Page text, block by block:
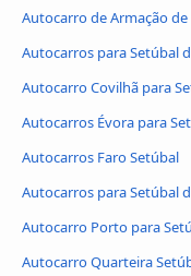
Autocarro de Armação
Autocarros para Setúbal
Autocarro Covilhã para
Autocarros Évora para
Autocarros Faro Setúbal
Autocarros para Setúbal
Autocarro Porto para
Autocarro Quarteira